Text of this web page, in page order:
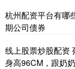
杭州配资平台有哪
期公司债券
线上股票炒股配资
身高96CM，跟奶